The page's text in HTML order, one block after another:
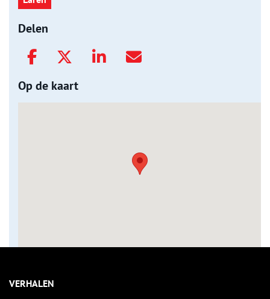
Delen
Op de kaart
VERHALEN